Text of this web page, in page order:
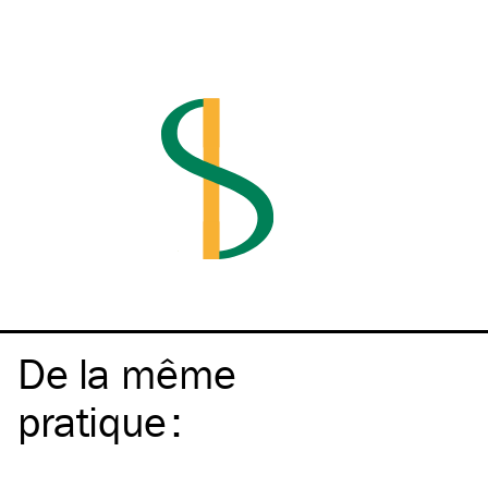
De la même
pratique: